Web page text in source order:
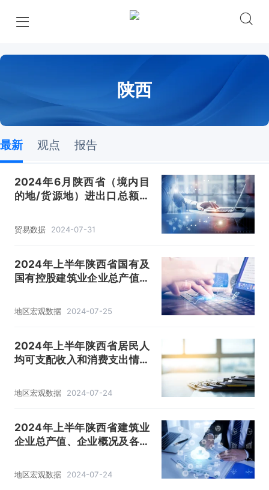
陕西
最新 观点 报告
2024年6月陕西省（境内目
的地/货源地）进出口总额及
贸易数据 2024-07-31
2024年上半年陕西省国有及
国有控股建筑业企业总产值、
计分析
地区宏观数据 2024-07-25
2024年上半年陕西省居民人
均可支配收入和消费支出情况
地区宏观数据 2024-07-24
2024年上半年陕西省建筑业
企业总产值、企业概况及各产
地区宏观数据 2024-07-24